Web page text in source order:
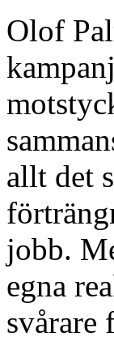
Olof
allt det
jobb.
egna
svårare